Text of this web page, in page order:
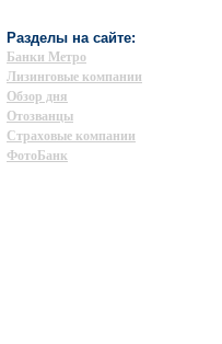
Разделы на сайте:
Банки Метро
Лизинговые компании
Обзор дня
Отозванцы
Страховые компании
ФотоБанк